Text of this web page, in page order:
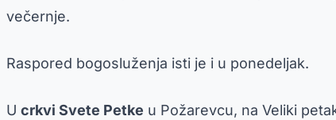
večernje.
Raspored bogosluženja isti je i u ponedeljak.
U crkvi Svete Petke u Požarevcu, na Veliki